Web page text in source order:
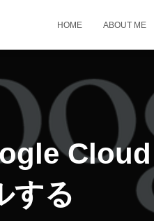
HOME ABOUT ME
する